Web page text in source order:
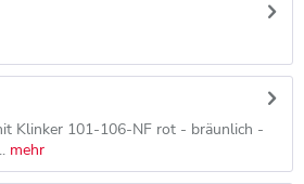
Klinker 101-106-NF rot - bräunlich -
mehr